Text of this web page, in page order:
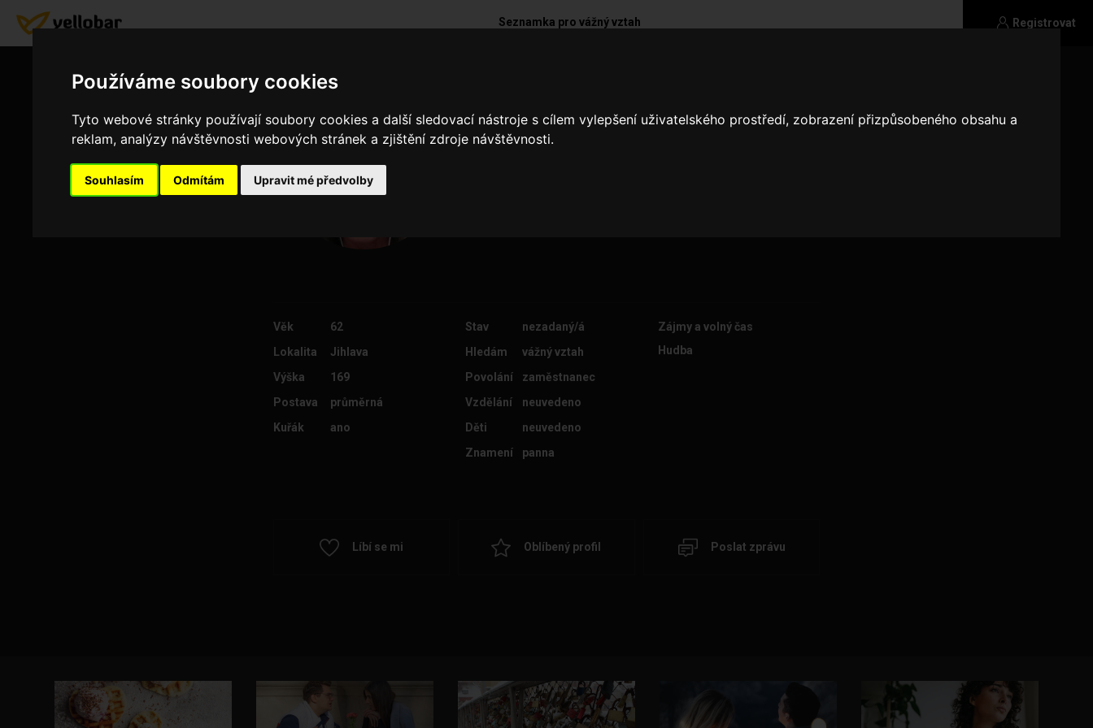
Používáme soubory cookies
Tyto webové stránky používají soubory cookies a další sledovací nástroje s cílem vylepšení uživatelského prostředí, zobrazení přizpůsobeného obsahu a
reklam, analýzy návštěvnosti webových stránek a zjištění zdroje návštěvnosti.
Souhlasím Odmítám Upravit mé předvolby
Registrovat
Seznamka pro vážný vztah
Mám rada cestování,společnost.
Věk
62
Lokalita
Jihlava
Výška
169
Postava
průměrná
Kuřák
ano
Stav
nezadaný/á
Hledám
vážný vztah
Povolání
zaměstnanec
Vzdělání
neuvedeno
Děti
neuvedeno
Znamení
panna
Zájmy a volný čas
Hudba
Líbí se mi Oblíbený profil Poslat zprávu